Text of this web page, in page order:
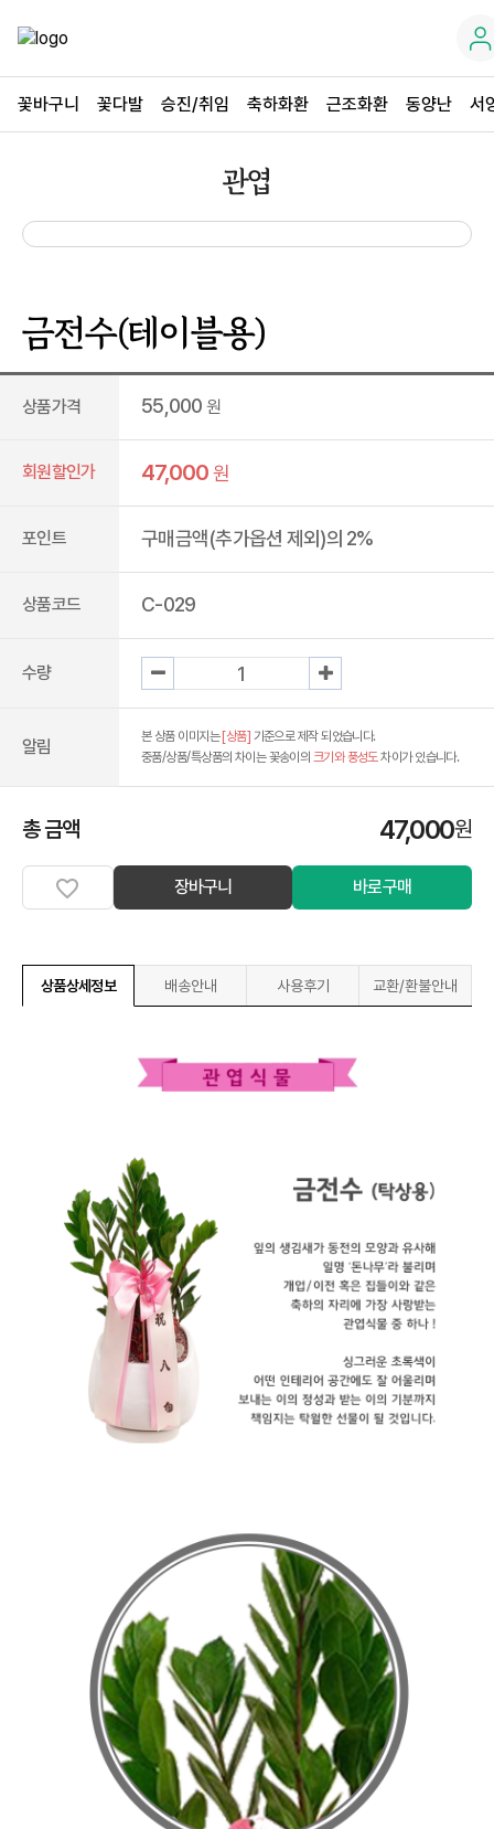
꽃바구니 꽃다발 승진/취임 축하화환 근조화환 동양난 서
관엽
금전수(테이블용)
상품가격 55,000 원
회원할인가 47,000원
포인트 구매금액(추가옵션 제외)의 2%
상품코드 C-029
수량
알림 본 상품 이미지는 [상품] 기준으로 제작 되었습니다.
중품/상품/특상품의 차이는 꽃송이의 크기와 풍성도차이가 있습니다.
총 금액 47,000원
장바구니 바로구매
상품상세정보 배송안내 사용후기 교환/환불안내